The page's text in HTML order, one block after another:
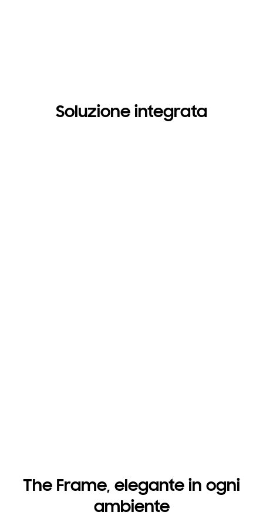
Soluzione integrata
The Frame, elegante in ogni
ambiente